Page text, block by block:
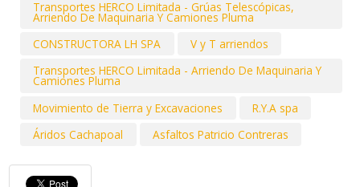
Transportes HERCO Limitada - Grúas Telescópicas,
Arriendo De Maquinaria Y Camiones Pluma
CONSTRUCTORA LH SPA
V y T arriendos
Transportes HERCO Limitada - Arriendo De Maquinaria Y
Camiones Pluma
Movimiento de Tierra y Excavaciones
R.Y.A spa
Áridos Cachapoal
Asfaltos Patricio Contreras